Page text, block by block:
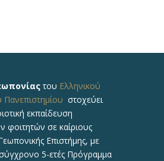
του Ελληνικού
στοχεύει
εκπαίδευση
φοιτητών σε καίριους
Επιστήμης, με
5-ετές Πρόγραμμα